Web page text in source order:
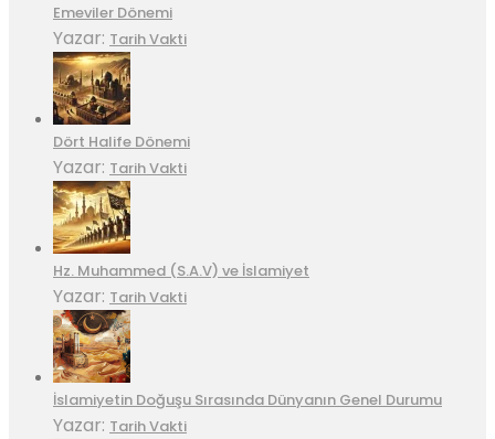
Emeviler Dönemi
Yazar: Tarih Vakti
Dört Halife Dönemi
Yazar: Tarih Vakti
Hz. Muhammed (S.A.V) ve İslamiyet
Yazar: Tarih Vakti
İslamiyetin Doğuşu Sırasında Dünyanın Genel Durumu
Yazar: Tarih Vakti